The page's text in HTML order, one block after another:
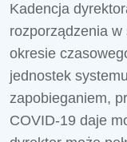
Kadencja
rozporządzenia
okresie
jednostek
zapobieganiem,
COVID-19 daje